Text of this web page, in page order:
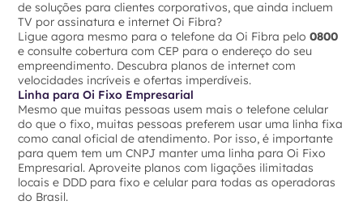
de soluções para clientes corporativos, que ainda incluem
TV por assinatura e internet Oi Fibra?
Ligue agora mesmo para o telefone da Oi Fibra pelo0800
e consulte cobertura com CEP para o endereço do seu
empreendimento. Descubra planos de internet com
velocidades incríveis e ofertas imperdíveis.
Linha para Oi Fixo Empresarial
Mesmo que muitas pessoas usem mais o telefone celular
do que o fixo, muitas pessoas preferem usar uma linha fixa
como canal oficial de atendimento. Por isso, é importante
para quem tem um CNPJ manter uma linha para Oi Fixo
Empresarial. Aproveite planos com ligações ilimitadas
locais e DDD para fixo e celular para todas as operadoras
do Brasil.